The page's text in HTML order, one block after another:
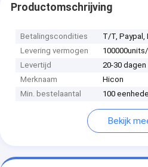
Productomschrijving
Betalingscondities
T/T, Paypal,
Levering vermogen
Levertijd
20-30 dagen
Merknaam
Hicon
Min. bestelaantal
100
Bekijk